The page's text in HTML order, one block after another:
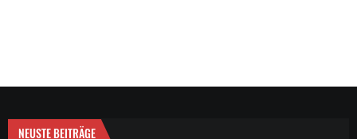
NEUSTE BEITRÄGE